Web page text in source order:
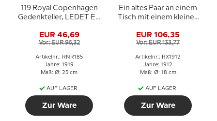
119 Royal Copenhagen
Gedenkteller, LEDET ER
wiederhergestellt)
EUR 46,69
Vor: EUR 96,32
Artikelnr.: RNR185
Jahre: 1919
Maß: Ø: 25 cm
AUF LAGER
Zur Ware
Ein altes Paar an einem
Tisch mit einem kleinen
Royal Copenhagen
Weihnachtsteller
EUR 106,35
Vor: EUR 133,77
Artikelnr.: RX1912
Jahre: 1912
Maß: Ø: 18 cm
AUF LAGER
Zur Ware